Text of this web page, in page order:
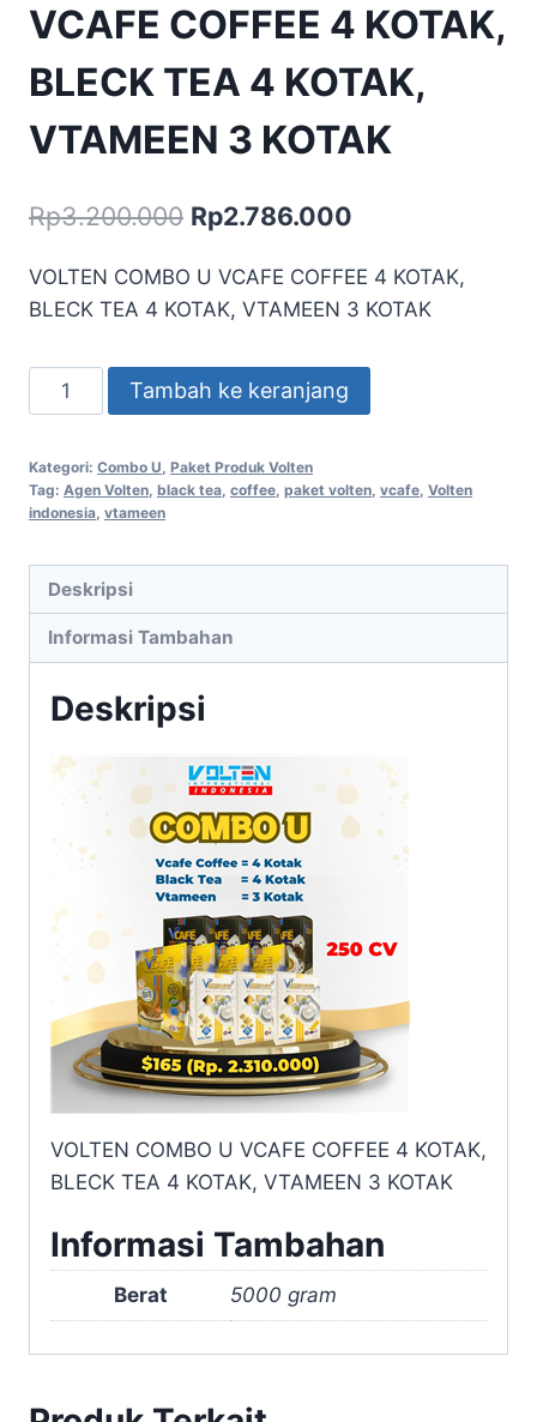
VCAFE COFFEE 4 KOTAK,
BLECK TEA 4 KOTAK,
VTAMEEN 3 KOTAK
Rp3.200.000 Harga
adalah:
Rp2.786.000
ini
Rp2.786.000.
VOLTEN COMBO U VCAFE COFFEE 4 KOTAK,
BLECK TEA 4 KOTAK, VTAMEEN 3 KOTAK
Kuantitas
VOLTEN
U
VCAFE
KOTAK,
BLECK
VTAMEEN
KOTAK
Tambah ke keranjang
Kategori: Combo U Paket Produk Volten
Tag: Agen Volten black tea coffee paket volten vcafe Volten
indonesia vtameen
Deskripsi
Informasi Tambahan
Deskripsi
VOLTEN COMBO U VCAFE COFFEE 4 KOTAK,
BLECK TEA 4 KOTAK, VTAMEEN 3 KOTAK
Informasi Tambahan
Berat 5000 gram